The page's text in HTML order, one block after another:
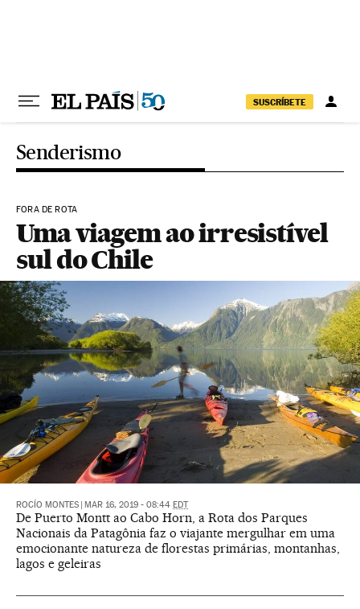
SUSCRÍBETE
Senderismo
FORA DE ROTA
Uma viagem ao irresistível
sul do Chile
ROCÍO MONTES MAR 16, 2019 - 08:44 EDT
De Puerto Montt ao Cabo Horn, a Rota dos Parques
Nacionais da Patagônia faz o viajante mergulhar em uma
emocionante natureza de florestas primárias, montanhas,
lagos e geleiras